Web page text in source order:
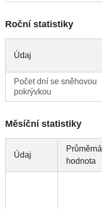
Roční statistiky
Údaj
Počet dní se sněhovou
pokrývkou
Měsíční statistiky
Údaj
Průměrná
hodnota